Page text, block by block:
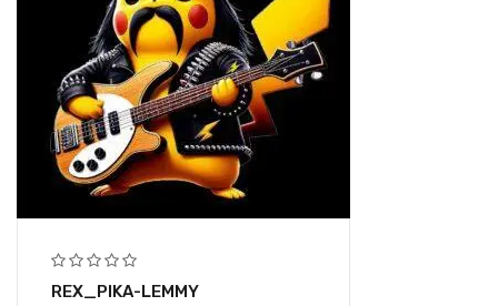
REX_PIKA-LEMMY